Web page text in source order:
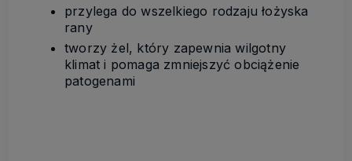
przylega do wszelkiego rodzaju łożyska
rany
tworzy żel, który zapewnia wilgotny
klimat i pomaga zmniejszyć obciążenie
patogenami